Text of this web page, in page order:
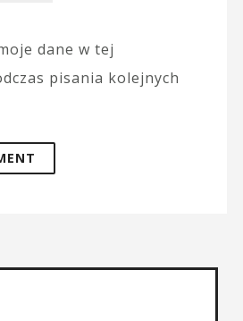
dane w tej
pisania kolejnych